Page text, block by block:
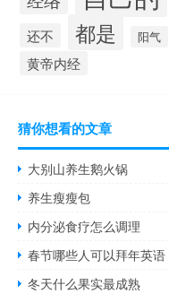
还不 都是 阳气
黄帝内经
猜你想看的文章
大别山养生鹅火锅
养生瘦瘦包
内分泌食疗怎么调理
春节哪些人可以拜年英语
冬天什么果实最成熟